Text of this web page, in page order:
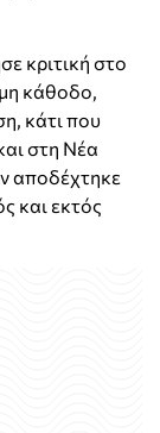
κριτική στο
κάθοδο,
κάτι που
στη Νέα
αποδέχτηκε
και εκτός